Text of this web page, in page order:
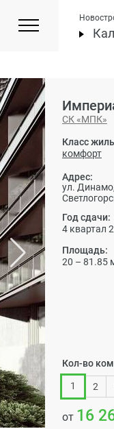
СК «МПК»
Класс
комфорт
Адрес:
ул.
Год сдачи:
4 квартал
Площадь:
20 – 81.85
Кол-во
1 2
от 16